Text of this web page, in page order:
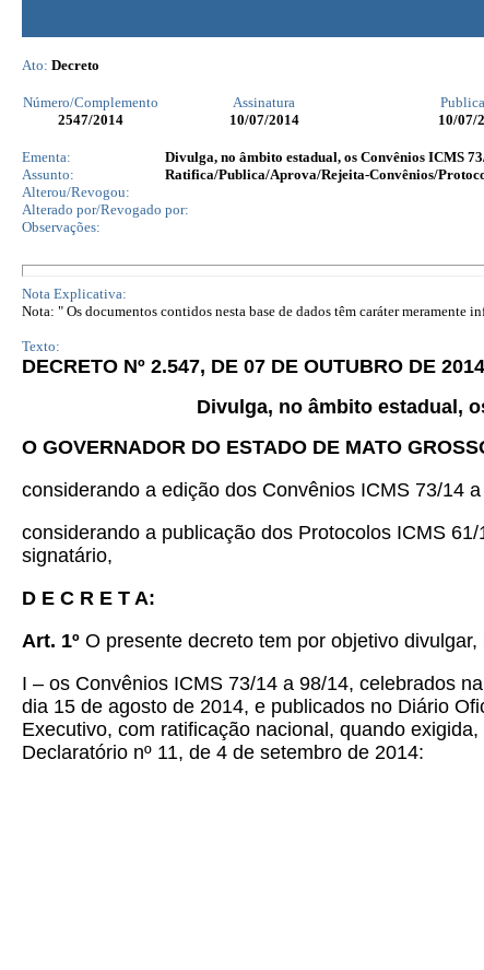
Ato: Decreto
Número/Complemento Assinatura
2547/2014 10/07/2014 10/07/
Ementa:
Divulga, no âmbito estadual, os Convênios ICMS
Assunto:
Ratifica/Publica/Aprova/Rejeita-Convênios/
Alterou/Revogou:
Alterado por/Revogado por:
Observações:
Nota Explicativa:
Nota: " Os documentos contidos nesta base de dados têm caráter
Texto:
DECRETO Nº 2.547, DE 07 DE OUTUBRO DE
Divulga, no âmbito estadual,
O GOVERNADOR DO ESTADO DE MATO
considerando a edição dos Convênios ICMS 73/14
considerando a publicação dos Protocolos ICMS
signatário,
D E C R E T A:
Art. 1º O presente decreto tem por objetivo
I – os Convênios ICMS 73/14 a 98/14, celebrados
dia 15 de agosto de 2014, e publicados no Diário
Executivo, com ratificação nacional, quando
Declaratório nº 11, de 4 de setembro de 2014: